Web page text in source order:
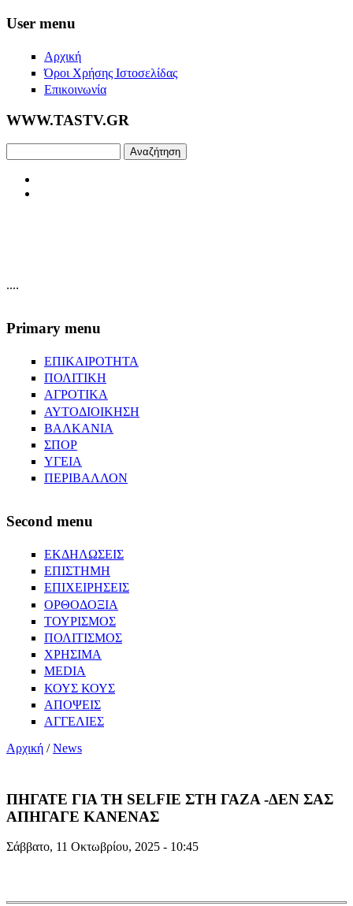
Skip to main content
User menu
Αρχική
Όροι Χρήσης Ιστοσελίδας
Επικοινωνία
WWW.TASTV.GR
....
Primary menu
ΕΠΙΚΑΙΡΟΤΗΤΑ
ΠΟΛΙΤΙΚΗ
ΑΓΡΟΤΙΚΑ
ΑΥΤΟΔΙΟΙΚΗΣΗ
ΒΑΛΚΑΝΙΑ
ΣΠΟΡ
ΥΓΕΙΑ
ΠΕΡΙΒΑΛΛΟΝ
Second menu
ΕΚΔΗΛΩΣΕΙΣ
ΕΠΙΣΤΗΜΗ
ΕΠΙΧΕΙΡΗΣΕΙΣ
ΟΡΘΟΔΟΞΙΑ
ΤΟΥΡΙΣΜΟΣ
ΠΟΛΙΤΙΣΜΟΣ
ΧΡΗΣΙΜΑ
MEDIA
ΚΟΥΣ ΚΟΥΣ
ΑΠΟΨΕΙΣ
ΑΓΓΕΛΙΕΣ
Αρχική /News
ΠΗΓΑΤΕ ΓΙΑ ΤΗ SELFIE ΣΤΗ ΓΑΖΑ -ΔΕΝ ΣΑΣ
ΑΠΗΓΑΓΕ ΚΑΝΕΝΑΣ
Σάββατο, 11 Οκτωβρίου, 2025 - 10:45